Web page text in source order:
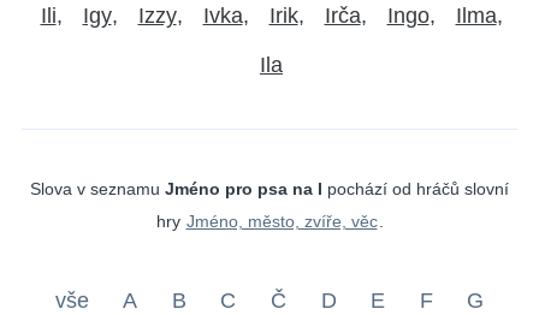
Ili Igy Izzy Ivka Irik Irča Ingo Ilma
Ila
Slova v seznamu Jméno pro psa na I pochází od hráčů slovní
hry Jméno, město, zvíře, věc
vše A B C Č D E F
G